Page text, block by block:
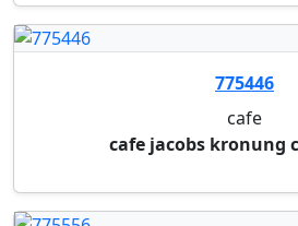
meuble cafeteria avec